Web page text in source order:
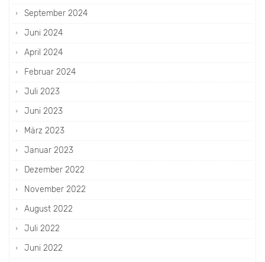
September 2024
Juni 2024
April 2024
Februar 2024
Juli 2023
Juni 2023
März 2023
Januar 2023
Dezember 2022
November 2022
August 2022
Juli 2022
Juni 2022